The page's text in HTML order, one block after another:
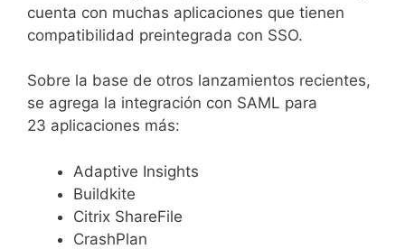
cuenta con muchas aplicaciones que tienen
compatibilidad preintegrada con SSO.
Sobre la base de otros lanzamientos recientes,
se agrega la integración con SAML para
23 aplicaciones más:
Adaptive Insights
Buildkite
Citrix ShareFile
CrashPlan